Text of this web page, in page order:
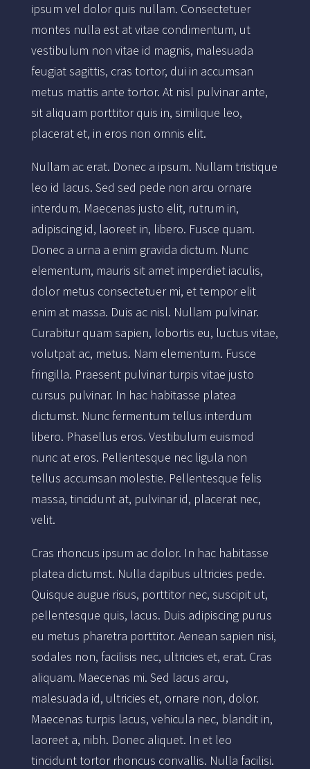
ipsum vel dolor quis nullam. Consectetuer
montes nulla est at vitae condimentum, ut
vestibulum non vitae id magnis, malesuada
feugiat sagittis, cras tortor, dui in accumsan
metus mattis ante tortor. At nisl pulvinar ante,
sit aliquam porttitor quis in, similique leo,
placerat et, in eros non omnis elit.
Nullam ac erat. Donec a ipsum. Nullam tristique
leo id lacus. Sed sed pede non arcu ornare
interdum. Maecenas justo elit, rutrum in,
adipiscing id, laoreet in, libero. Fusce quam.
Donec a urna a enim gravida dictum. Nunc
elementum, mauris sit amet imperdiet iaculis,
dolor metus consectetuer mi, et tempor elit
enim at massa. Duis ac nisl. Nullam pulvinar.
Curabitur quam sapien, lobortis eu, luctus vitae,
volutpat ac, metus. Nam elementum. Fusce
fringilla. Praesent pulvinar turpis vitae justo
cursus pulvinar. In hac habitasse platea
dictumst. Nunc fermentum tellus interdum
libero. Phasellus eros. Vestibulum euismod
nunc at eros. Pellentesque nec ligula non
tellus accumsan molestie. Pellentesque felis
massa, tincidunt at, pulvinar id, placerat nec,
velit.
Cras rhoncus ipsum ac dolor. In hac habitasse
platea dictumst. Nulla dapibus ultricies pede.
Quisque augue risus, porttitor nec, suscipit ut,
pellentesque quis, lacus. Duis adipiscing purus
eu metus pharetra porttitor. Aenean sapien nisi,
sodales non, facilisis nec, ultricies et, erat. Cras
aliquam. Maecenas mi. Sed lacus arcu,
malesuada id, ultricies et, ornare non, dolor.
Maecenas turpis lacus, vehicula nec, blandit in,
laoreet a, nibh. Donec aliquet. In et leo
tincidunt tortor rhoncus convallis. Nulla facilisi.